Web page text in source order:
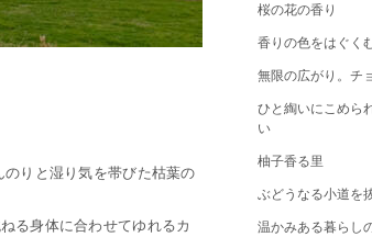
りと湿り気を帯びた枯葉の
る身体に合わせてゆれるカ
桜の花の香り
香りの色をはぐく
無限の広がり。チ
ひと綯いにこめら
い
柚子香る里
ぶどうなる小道を
温かみある暮らし